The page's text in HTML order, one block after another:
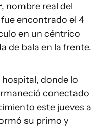
, nombre real del
encontrado el 4
en un céntrico
de bala en la frente.
donde lo
conectado
este jueves a
su primo y